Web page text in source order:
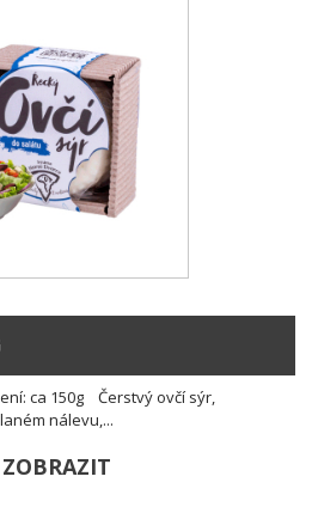
ca 150g Čerstvý ovčí sýr,
nálevu,...
ZOBRAZIT